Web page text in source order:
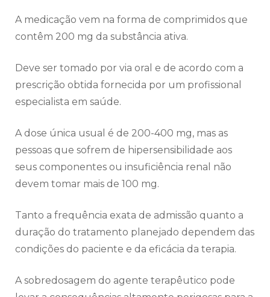
A medicação vem na forma de comprimidos que
contêm 200 mg da substância ativa.
Deve ser tomado por via oral e de acordo com a
prescrição obtida fornecida por um profissional
especialista em saúde.
A dose única usual é de 200-400 mg, mas as
pessoas que sofrem de hipersensibilidade aos
seus componentes ou insuficiência renal não
devem tomar mais de 100 mg.
Tanto a frequência exata de admissão quanto a
duração do tratamento planejado dependem das
condições do paciente e da eficácia da terapia.
A sobredosagem do agente terapêutico pode